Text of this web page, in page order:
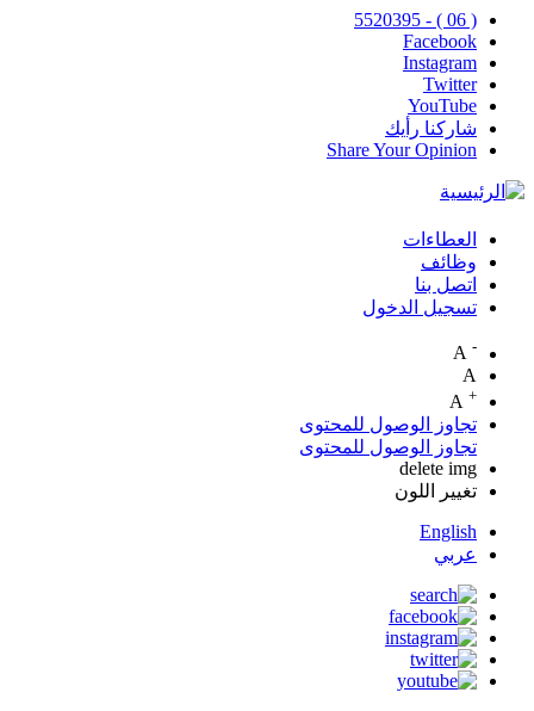
( 06 ) - 5520395
Facebook
Instagram
Twitter
YouTube
شاركنا رأيك
Share Your Opinion
Top
Menu
العطاءات
وظائف
اتصل بنا
تسجيل الدخول
-
A
+
تجاوز الوصول للمحتوى
تجاوز الوصول للمحتوى
delete img
تغيير اللون
English
عربي